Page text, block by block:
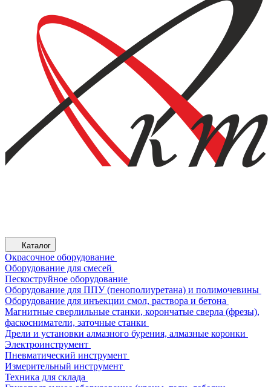
Каталог
Окрасочное оборудование
Оборудование для смесей
Пескоструйное оборудование
Оборудование для ППУ (пенополиуретана) и полимочевины
Оборудование для инъекции смол, раствора и бетона
Магнитные сверлильные станки, корончатые сверла (фрезы),
фаскосниматели, заточные станки
Дрели и установки алмазного бурения, алмазные коронки
Электроинструмент
Пневматический инструмент
Измерительный инструмент
Техника для склада